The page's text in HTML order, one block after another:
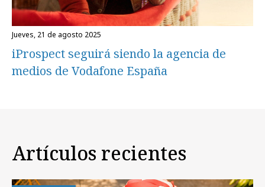
jueves, 21 de agosto 2025
iProspect seguirá siendo la agencia de
medios de Vodafone España
Artículos recientes